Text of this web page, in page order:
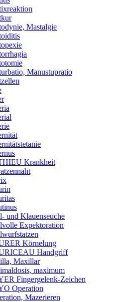
Mastalgie
Manustupratio
Krankheit
und Klauenseuche
Expektoration
Körnelung
Handgriff
Maxillar
maximum
Fingergelenk-Zeichen
Operation
Mazerieren